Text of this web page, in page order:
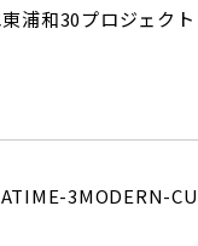
浦和30プロジェク
3MODERN-